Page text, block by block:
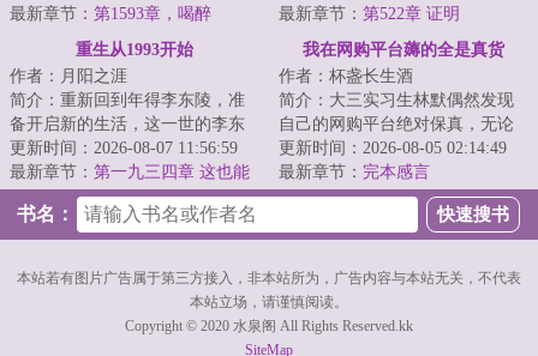
故事。...
最新章节： 第1593章，喝醉
影干嘛！该绑架...
最新章节： 第522章 证明
重生从1993开始
作者：月阳之涯
简介：重新回到年得李东陵，准
备开启新的生活，这一世的李东
陵，决定过好自己的生活，也要
做自己想做的事...
更新时间：2026-08-07 11:56:59
最新章节： 第一九三四章 这也能
我在网购平台薅的全是真货
作者：杯盏长生酒
简介：大三实习生林默偶然发现
自己的网购平台绝对保真，无论
购买什么，都与商品介绍完全相
符，一下子就打...
更新时间：2026-08-05 02:14:49
最新章节： 完本感言
书名：
本站若有图片广告属于第三方接入，非本站所为，广告内容与本站无关，不代表
本站立场，请谨慎阅读。
Copyright © 2020 水泉阁 All Rights Reserved.kk
SiteMap